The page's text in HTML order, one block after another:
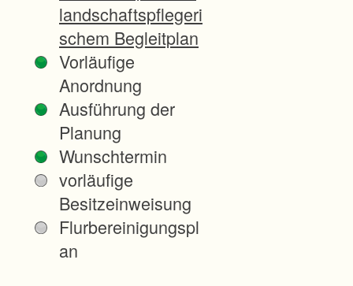
landschaftspflegeri
schem Begleitplan
Vorläufige
Anordnung
Ausführung der
Planung
Wunschtermin
vorläufige
Besitzeinweisung
Flurbereinigungspl
an